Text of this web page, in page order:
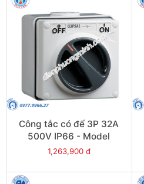
Công tắc có đế 3P 32A
500V IP66 - Model
S56SW332GY
1,263,900 đ